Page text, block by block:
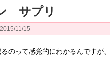
サプリ
11/15
のって感覚的にわかるんですが